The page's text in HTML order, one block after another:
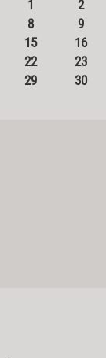
1
2
8
9
15
16
22
23
29
30